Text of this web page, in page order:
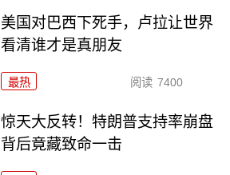
美国对巴西下死手，卢拉让世界
看清谁才是真朋友
最热 阅读 7400
惊天大反转！特朗普支持率崩盘
背后竟藏致命一击